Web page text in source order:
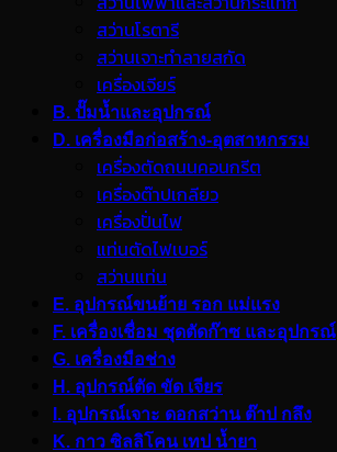
สว่านโรตารี
สว่านเจาะทำลายสกัด
เครื่องเจียร์
B. ปั๊มน้ำและอุปกรณ์
D. เครื่องมือก่อสร้าง-อุตสาหกรรม
เครื่องตัดถนนคอนกรีต
เครื่องต๊าปเกลียว
เครื่องปั่นไฟ
แท่นตัดไฟเบอร์
สว่านแท่น
E. อุปกรณ์ขนย้าย รอก แม่แรง
F. เครื่องเชื่อม ชุดตัดก๊าซ และอุปกรณ์
G. เครื่องมือช่าง
H. อุปกรณ์ตัด ขัด เจียร
I. อุปกรณ์เจาะ ดอกสว่าน ต๊าป กลึง
K. กาว ซิลลิโคน เทป น้ำยา